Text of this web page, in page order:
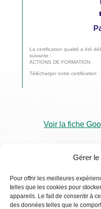
Gérer
Pour offrir les meilleures
telles que les cookies pour
appareils. Le fait de consentir à
des données telles que le
La certification qualité a été
suivante :
ACTIONS DE FORMATION
Télécharger notre certification
Voir la fiche
RDV
Visio